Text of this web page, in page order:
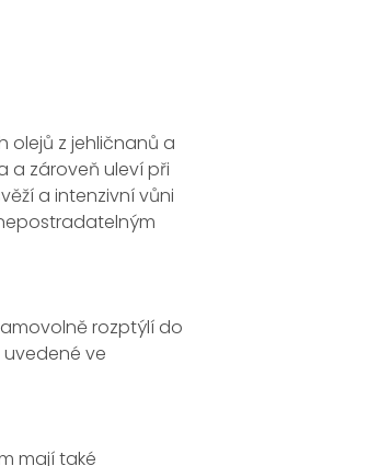
olejů z jehličnanů a
a zároveň uleví při
a intenzivní vůni
rozptýlí do
ve
mají také